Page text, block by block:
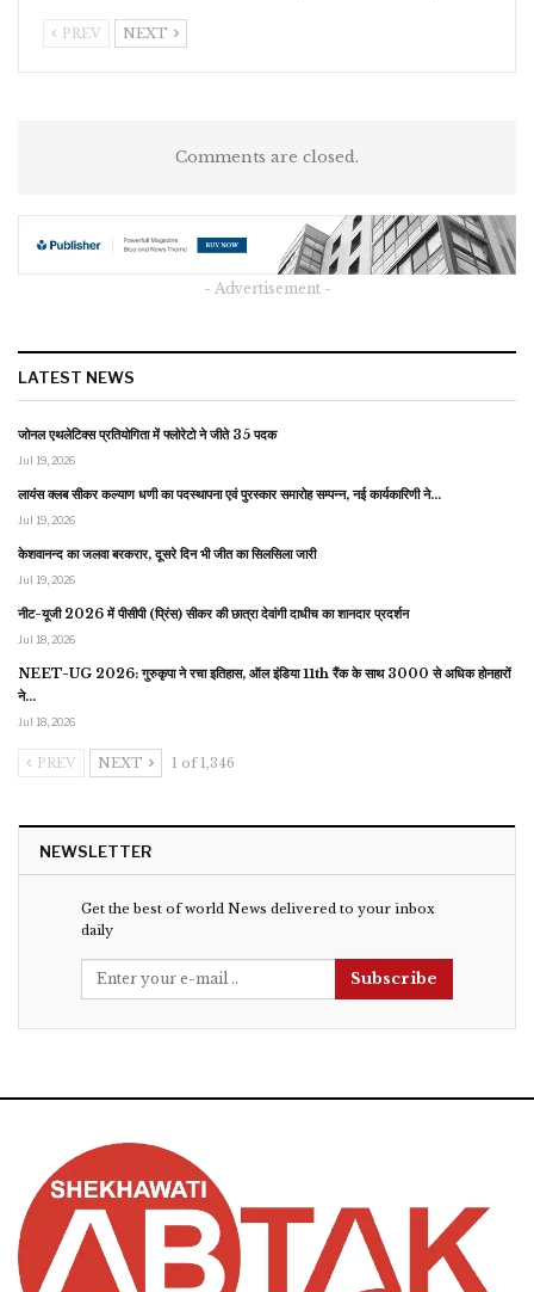
PREV NEXT
Comments are closed.
- Advertisement -
LATEST NEWS
जोनल एथलेटिक्स प्रतियोगिता में फ्लोरेटो ने जीते 35 पदक
Jul 19, 2026
लायंस क्लब सीकर कल्याण धणी का पदस्थापना एवं पुरस्कार समारोह सम्पन्न, नई कार्यकारिणी ने…
Jul 19, 2026
केशवानन्द का जलवा बरकरार, दूसरे दिन भी जीत का सिलसिला जारी
Jul 19, 2026
नीट-यूजी 2026 में पीसीपी (प्रिंस) सीकर की छात्रा देवांगी दाधीच का शानदार प्रदर्शन
Jul 18, 2026
NEET-UG 2026: गुरुकृपा ने रचा इतिहास, ऑल इंडिया 11th रैंक के साथ 3000 से अधिक होनहारों
ने…
Jul 18, 2026
PREV NEXT 1 of 1,346
NEWSLETTER
Get the best of world News delivered to your inbox
daily
Subscribe